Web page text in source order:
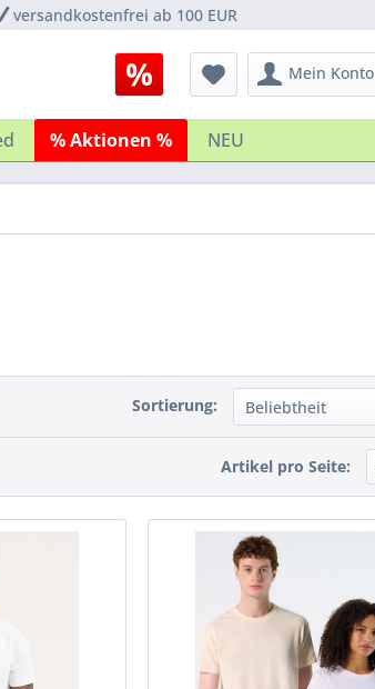
versandkostenfrei ab 100 EUR
Mein Konto
% Aktionen % NEU
Sortierung:
Artikel pro Seite: